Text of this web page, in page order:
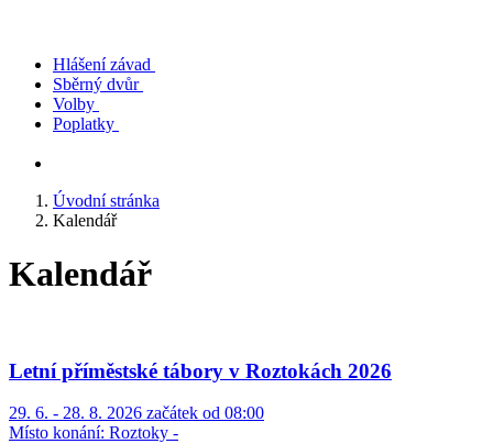
Hlášení závad
Sběrný dvůr
Volby
Poplatky
Úvodní stránka
Kalendář
Kalendář
Letní příměstské tábory v Roztokách 2026
29. 6. - 28. 8. 2026 začátek od 08:00
Místo konání: Roztoky -